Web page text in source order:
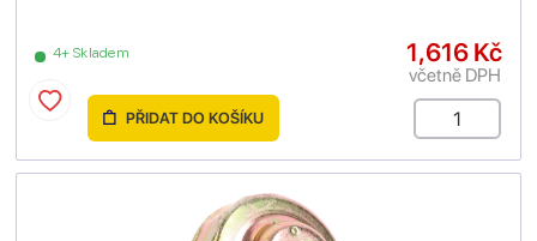
4+ Skladem 1,616 Kč
včetně DPH
PŘIDAT DO KOŠÍKU